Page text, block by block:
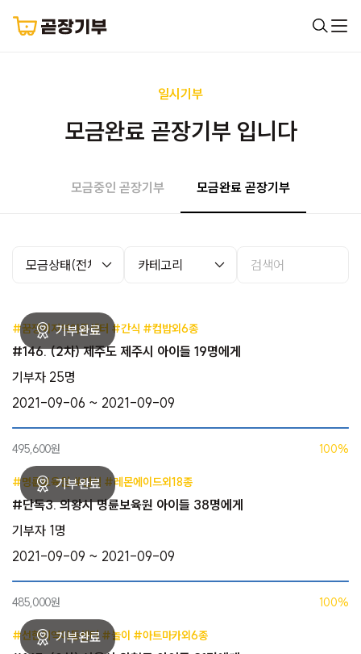
일시기부
모금완료 곧장기부 입니다
모금중인 곧장기부 모금완료 곧장기부
#꿈쟁이지역아동센터 #간식 #컵밥외6종
#146. (2차) 제주도 제주시 아이들 19명에게
기부자 25명
2021-09-06 ~ 2021-09-09
495,600원 100%
#명륜보육원 #간식 #레몬에이드외18종
#단독3. 의왕시 명륜보육원 아이들 38명에게
기부자 1명
2021-09-09 ~ 2021-09-09
485,000원 100%
#선한지역아동센터 #놀이 #아트마카외6종